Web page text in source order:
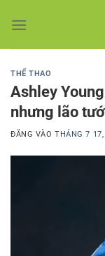
qua
THỂ THAO
Ashley
nhưng lão
ĐĂNG VÀOTHÁNG 7